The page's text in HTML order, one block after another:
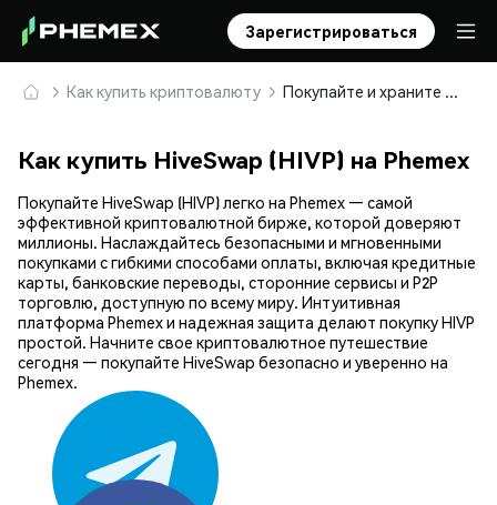
Зарегистрироваться
Как купить криптовалюту Покупайте и храните HiveSwap (HIVP) безопасно
Как купить HiveSwap (HIVP) на Phemex
Покупайте HiveSwap (HIVP) легко на Phemex — самой
эффективной криптовалютной бирже, которой доверяют
миллионы. Наслаждайтесь безопасными и мгновенными
покупками с гибкими способами оплаты, включая кредитные
карты, банковские переводы, сторонние сервисы и P2P
торговлю, доступную по всему миру. Интуитивная
платформа Phemex и надежная защита делают покупку HIVP
простой. Начните свое криптовалютное путешествие
сегодня — покупайте HiveSwap безопасно и уверенно на
Phemex.